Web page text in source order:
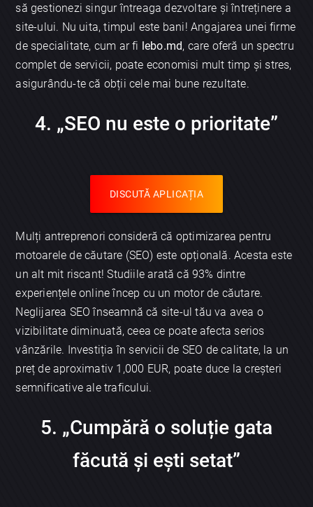
să gestionezi singur întreaga dezvoltare și întreținere a
site-ului. Nu uita, timpul este bani! Angajarea unei firme
de specialitate, cum ar fi lebo.md, care oferă un spectru
complet de servicii, poate economisi mult timp și stres,
asigurându-te că obții cele mai bune rezultate.
4. „SEO nu este o prioritate”
DISCUTĂ APLICAȚIA
Mulți antreprenori consideră că optimizarea pentru
motoarele de căutare (SEO) este opțională. Acesta este
un alt mit riscant! Studiile arată că 93% dintre
experiențele online încep cu un motor de căutare.
Neglijarea SEO înseamnă că site-ul tău va avea o
vizibilitate diminuată, ceea ce poate afecta serios
vânzările. Investiția în servicii de SEO de calitate, la un
preț de aproximativ 1,000 EUR, poate duce la creșteri
semnificative ale traficului.
5. „Cumpără o soluție gata
făcută și ești setat”